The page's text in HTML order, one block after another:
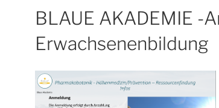
BLAUE AKADEMIE -
Erwachsenenbildung